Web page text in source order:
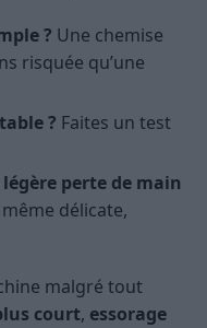
? Une chemise
risquée qu’une
? Faites un test
perte de main
délicate,
malgré tout
court, essorage